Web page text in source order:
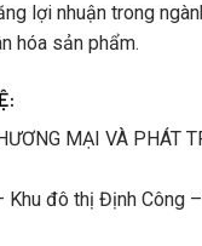
lợi nhuận trong
hóa sản phẩm.
MẠI VÀ PHÁT
Khu đô thị Định Công